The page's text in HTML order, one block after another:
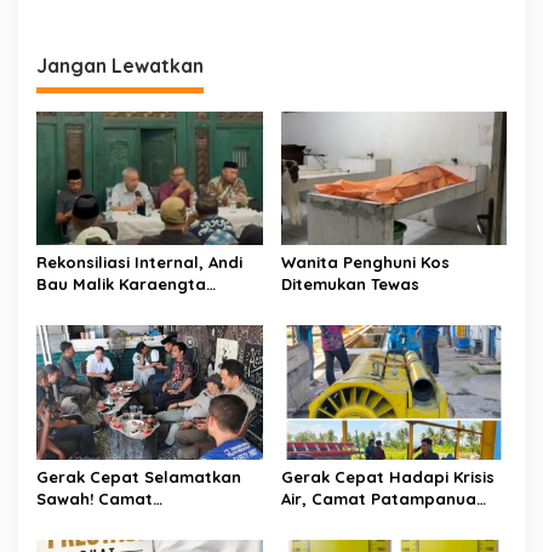
a
s
i
p
o
s
Jangan Lewatkan
Rekonsiliasi Internal, Andi
Bau Malik Karaengta
Pertemuan Darurat Tokoh
Adat Gowa
Wanita Penghuni Kos
Ditemukan Tewas
Gerak Cepat Selamatkan
Sawah! Camat
Kementerian Bahas Solusi
Gerak Cepat Hadapi Krisis
Air, Camat Patampanua
Demi Selamatkan Ribuan